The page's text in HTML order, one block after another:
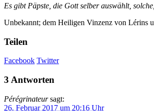
Es gibt Päpste, die Gott selber auswählt,
Unbekannt; dem Heiligen Vinzenz von Lérins
Teilen
Facebook Twitter
3 Antworten
Pérégrinateur sagt:
26. Februar 2017 um 20:16 Uhr